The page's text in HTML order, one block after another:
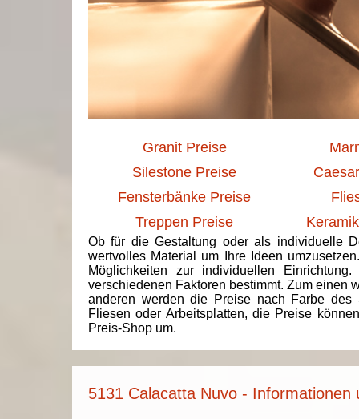
Granit Preise
Silestone Preise
Fensterbänke Preise
Treppen Preise
Ob für die Gestaltung oder als individuelle
wertvolles Material um Ihre Ideen
Möglichkeiten zur individuellen
verschiedenen Faktoren bestimmt. Zum einen
anderen werden die Preise nach Farbe des
Fliesen oder Arbeitsplatten, die Preise
Preis-Shop um.
5131 Calacatta Nuvo - Informationen